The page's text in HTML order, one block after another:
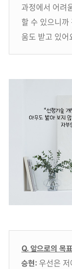
과정에서 어려
할 수 있으니
움도 받고 있어
Q. 앞으로의 목
승현: 우선은